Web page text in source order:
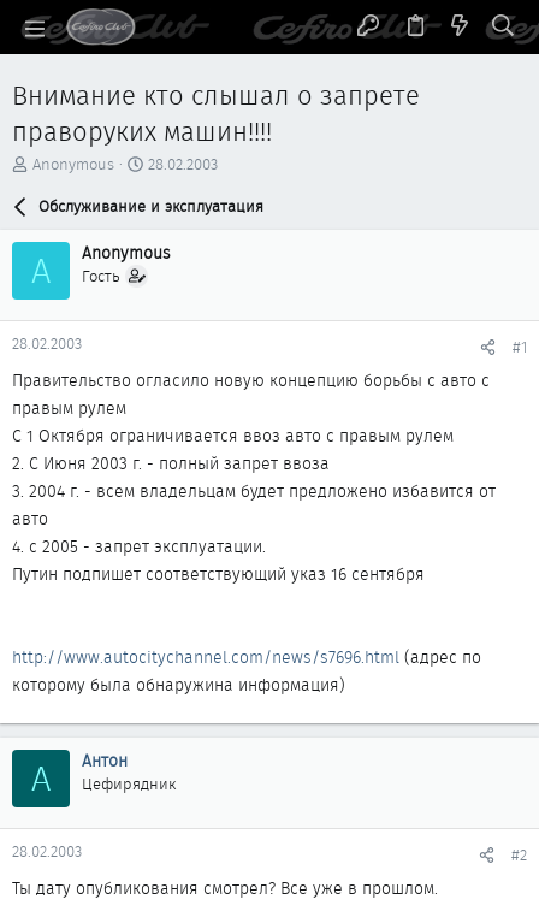
Внимание кто слышал о запрете
праворуких машин!!!!
А
р
т
м
ы
Anonymous
Д
т
н
а
28.02.2003
Обслуживание и эксплуатация
A Anonymous
Гость
28.02.2003 #1
Правительство огласило новую концепцию борьбы с авто с
правым рулем
C 1 Октября ограничивается ввоз авто с правым рулем
2. С Июня 2003 г. - полный запрет ввоза
3. 2004 г. - всем владельцам будет предложено избавится от
авто
4. с 2005 - запрет эксплуатации.
Путин подпишет соответствующий указ 16 сентября
http://www.autocitychannel.com/news/s7696.html (адрес по
которому была обнаружина информация)
А Антон
Цефирядник
28.02.2003 #2
Ты дату опубликования смотрел? Все уже в прошлом.